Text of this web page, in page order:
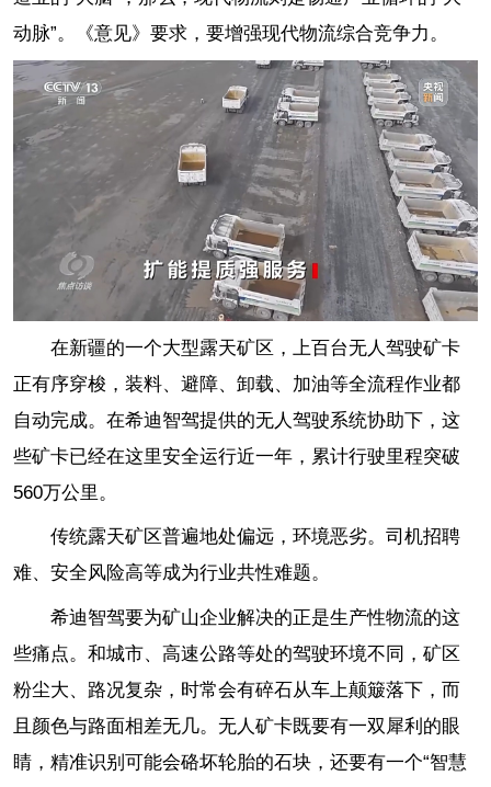
动脉”。《意见》要求，要增强现代物流综合竞争力。
在新疆的一个大型露天矿区，上百台无人驾驶矿卡
正有序穿梭，装料、避障、卸载、加油等全流程作业都
自动完成。在希迪智驾提供的无人驾驶系统协助下，这
些矿卡已经在这里安全运行近一年，累计行驶里程突破
560万公里。
传统露天矿区普遍地处偏远，环境恶劣。司机招聘
难、安全风险高等成为行业共性难题。
希迪智驾要为矿山企业解决的正是生产性物流的这
些痛点。和城市、高速公路等处的驾驶环境不同，矿区
粉尘大、路况复杂，时常会有碎石从车上颠簸落下，而
且颜色与路面相差无几。无人矿卡既要有一双犀利的眼
睛，精准识别可能会硌坏轮胎的石块，还要有一个“智慧